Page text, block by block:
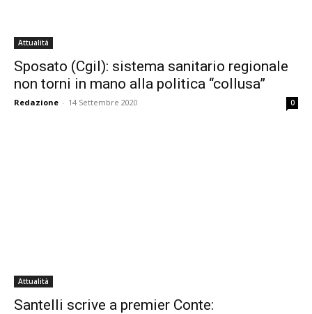
Attualità
Sposato (Cgil): sistema sanitario regionale
non torni in mano alla politica “collusa”
Redazione - 14 Settembre 2020 0
Attualità
Santelli scrive a premier Conte: